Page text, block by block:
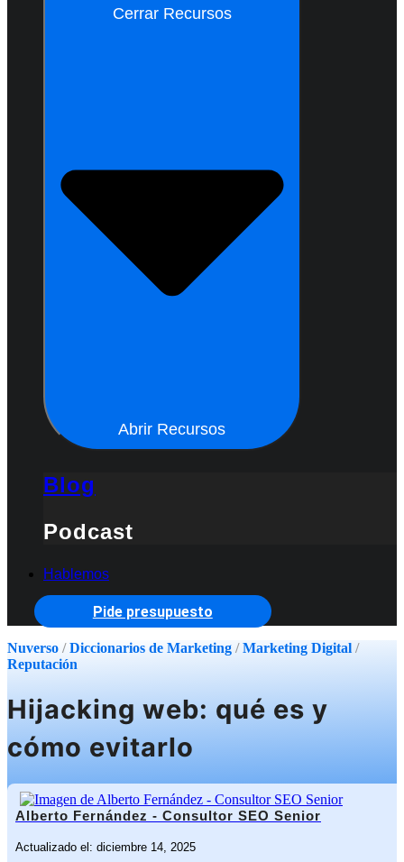
Cerrar Recursos
Abrir Recursos
Blog
Podcast
Hablemos
Pide presupuesto
Nuverso /Diccionarios de Marketing /Marketing Digital /
Reputación
Hijacking web: qué es y
cómo evitarlo
Alberto Fernández - Consultor SEO Senior
Actualizado el: diciembre 14, 2025